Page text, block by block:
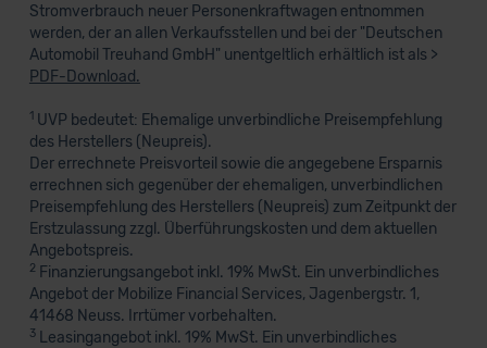
Stromverbrauch neuer Personenkraftwagen entnommen
werden, der an allen Verkaufsstellen und bei der "Deutschen
Automobil Treuhand GmbH" unentgeltlich erhältlich ist als >
PDF-Download.
1UVP bedeutet: Ehemalige unverbindliche Preisempfehlung
des Herstellers (Neupreis).
Der errechnete Preisvorteil sowie die angegebene Ersparnis
errechnen sich gegenüber der ehemaligen, unverbindlichen
Preisempfehlung des Herstellers (Neupreis) zum Zeitpunkt der
Erstzulassung zzgl. Überführungskosten und dem aktuellen
Angebotspreis.
2 Finanzierungsangebot inkl. 19% MwSt. Ein unverbindliches
Angebot der Mobilize Financial Services, Jagenbergstr. 1,
41468 Neuss. Irrtümer vorbehalten.
3Leasingangebot inkl. 19% MwSt. Ein unverbindliches